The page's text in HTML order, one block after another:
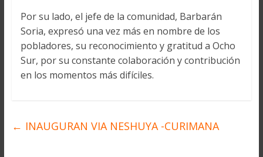
Por su lado, el jefe de la comunidad, Barbarán
Soria, expresó una vez más en nombre de los
pobladores, su reconocimiento y gratitud a Ocho
Sur, por su constante colaboración y contribución
en los momentos más difíciles.
← INAUGURAN VIA NESHUYA -CURIMANA